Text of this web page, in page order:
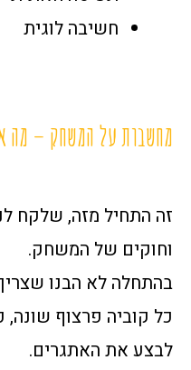
חשיבה לוגית
מחשבות על המשחק – מה
זה התחיל מזה, שלקח
וחוקים של המשחק.
בהתחלה לא הבנו
כל קוביה פרצוף
לבצע את האתגרים.